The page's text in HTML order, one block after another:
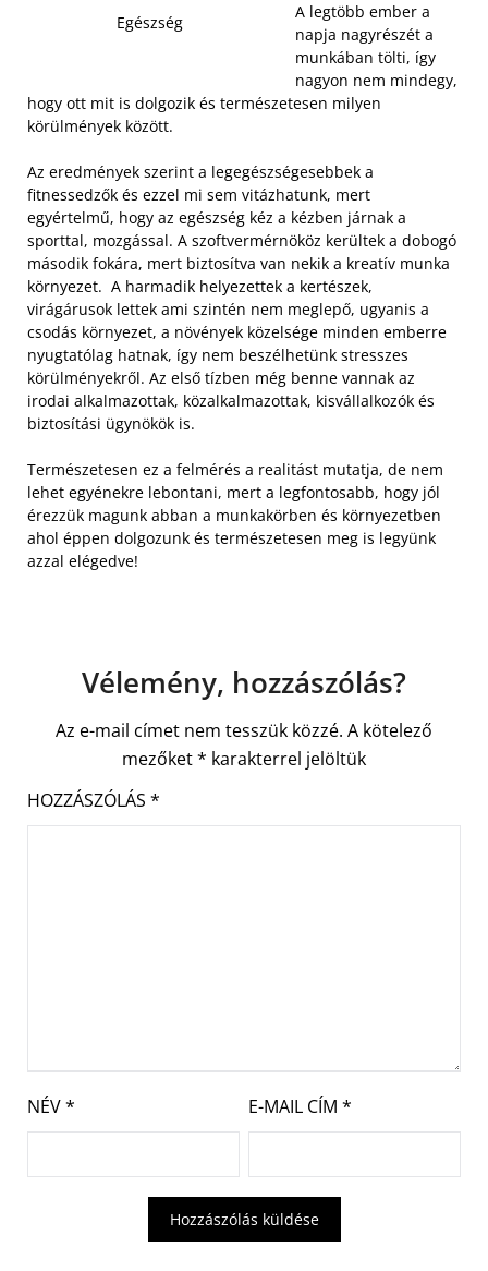
Egészség
A legtöbb ember a
napja nagyrészét a
munkában tölti, így
nagyon nem mindegy,
hogy ott mit is dolgozik és természetesen milyen
körülmények között.
Az eredmények szerint a legegészségesebbek a
fitnessedzők és ezzel mi sem vitázhatunk, mert
egyértelmű, hogy az egészség kéz a kézben járnak a
sporttal, mozgással. A szoftvermérnököz kerültek a dobogó
második fokára, mert biztosítva van nekik a kreatív munka
környezet. A harmadik helyezettek a kertészek,
virágárusok lettek ami szintén nem meglepő, ugyanis a
csodás környezet, a növények közelsége minden emberre
nyugtatólag hatnak, így nem beszélhetünk stresszes
körülményekről. Az első tízben még benne vannak az
irodai alkalmazottak, közalkalmazottak, kisvállalkozók és
biztosítási ügynökök is.
Természetesen ez a felmérés a realitást mutatja, de nem
lehet egyénekre lebontani, mert a legfontosabb, hogy jól
érezzük magunk abban a munkakörben és környezetben
ahol éppen dolgozunk és természetesen meg is legyünk
azzal elégedve!
Vélemény, hozzászólás?
Az e-mail címet nem tesszük közzé. A kötelező
mezőket* karakterrel jelöltük
HOZZÁSZÓLÁS *
NÉV* E-MAIL CÍM *